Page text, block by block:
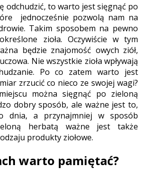
odchudzić, to warto jest sięgnąć po
jednocześnie pozwolą nam na
Takim sposobem na pewno
zioła. Oczywiście w tym
będzie znajomość owych ziół,
Nie wszystkie zioła wpływają
Po co zatem warto jest
zrzucić co nieco ze swojej wagi?
można sięgnąć po zieloną
dobry sposób, ale ważne jest to,
dnia, a przynajmniej w sposób
herbatą ważne jest także
produkty ziołowe.
warto pamiętać?